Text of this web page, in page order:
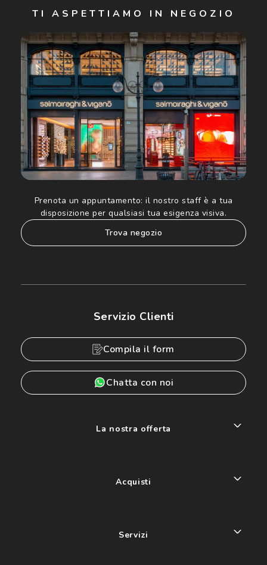
Cliccando su "Iscriviti", confermo di avere più di 16 anni e
acconsento all'utilizzo dei miei Dati Personali da parte di
Luxottica Group S.p.A. per l'invio di offerte speciali, novità
ed altre comunicazioni di carattere pubblicitario (consultare
Informativa sulla privacyper ulteriori informazioni).
TI ASPETTIAMO IN NEGOZIO
Prenota un appuntamento: il nostro staff è a tua
disposizione per qualsiasi tua esigenza visiva.
trova negozio
Servizio Clienti
Compila il form
Chatta con noi
La nostra offerta
Acquisti
Servizi